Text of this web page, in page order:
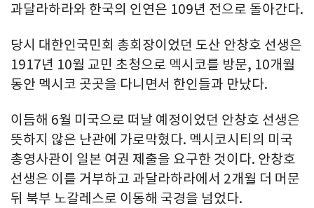
과달라하라와 한국의 인연은 109년 전으로 돌아간다.
당시 대한인국민회 총회장이었던 도산 안창호 선생은
1917년 10월 교민 초청으로 멕시코를 방문, 10개월
동안 멕시코 곳곳을 다니면서 한인들과 만났다.
이듬해 6월 미국으로 떠날 예정이었던 안창호 선생은
뜻하지 않은 난관에 가로막혔다. 멕시코시티의 미국
총영사관이 일본 여권 제출을 요구한 것이다. 안창호
선생은 이를 거부하고 과달라하라에서 2개월 더 머문
뒤 북부 노갈레스로 이동해 국경을 넘었다.